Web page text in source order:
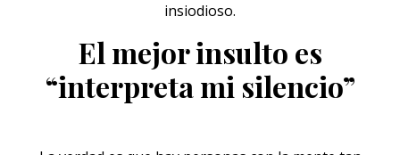
insiodioso.
El mejor insulto es
“interpreta mi silencio”